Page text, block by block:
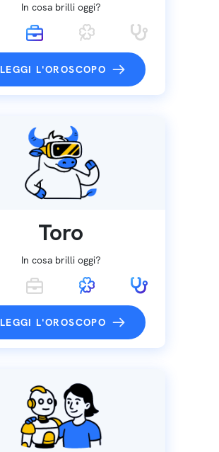
In cosa brilli oggi?
LEGGI L'OROSCOPO
Toro
In cosa brilli oggi?
LEGGI L'OROSCOPO